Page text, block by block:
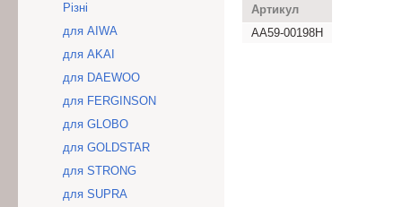
Різні
для AIWA
для AKAI
для DAEWOO
для FERGINSON
для GLOBO
для GOLDSTAR
для STRONG
для SUPRA
Артикул
AA59-00198H